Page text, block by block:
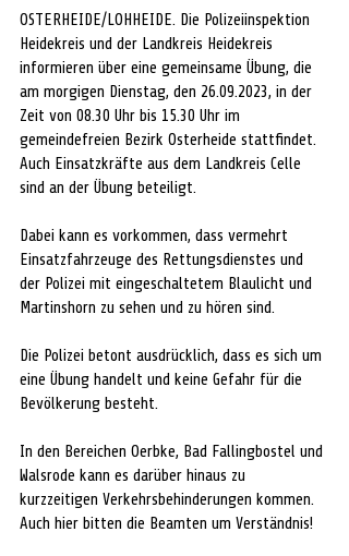
OSTERHEIDE/LOHHEIDE. Die Polizeiinspektion
Heidekreis und der Landkreis Heidekreis
informieren über eine gemeinsame Übung, die
am morgigen Dienstag, den 26.09.2023, in der
Zeit von 08.30 Uhr bis 15.30 Uhr im
gemeindefreien Bezirk Osterheide stattfindet.
Auch Einsatzkräfte aus dem Landkreis Celle
sind an der Übung beteiligt.
Dabei kann es vorkommen, dass vermehrt
Einsatzfahrzeuge des Rettungsdienstes und
der Polizei mit eingeschaltetem Blaulicht und
Martinshorn zu sehen und zu hören sind.
Die Polizei betont ausdrücklich, dass es sich um
eine Übung handelt und keine Gefahr für die
Bevölkerung besteht.
In den Bereichen Oerbke, Bad Fallingbostel und
Walsrode kann es darüber hinaus zu
kurzzeitigen Verkehrsbehinderungen kommen.
Auch hier bitten die Beamten um Verständnis!